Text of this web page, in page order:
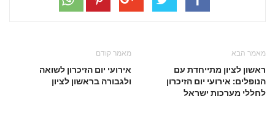
מאמר קודם
אירועי יום הזיכרון לשואה
ולגבורה בראשון לציון
מאמר הבא
ראשון לציון מתייחדת עם
הנופלים: אירועי יום הזיכרון
לחללי מערכות ישראל